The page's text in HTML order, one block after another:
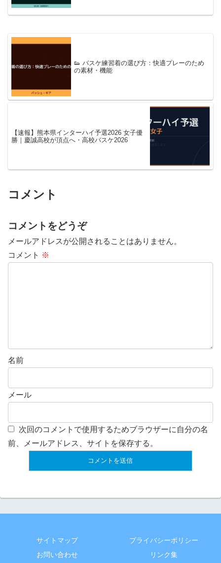
👟 バスケ練習着の選び方：快適プレーのため
の素材・機能
【速報】熊本県インターハイ予選2026 女子優
勝｜慶誠高校が頂点へ・高校バスケ2026
コメント
コメントをどうぞ
メールアドレスが公開されることはありません。
コメント ※
名前
メール
次回のコメントで使用するためブラウザーに自分の名
前、メールアドレス、サイトを保存する。
サイトマップ
プライバシーポリシー
お問い合わせ
リンク集